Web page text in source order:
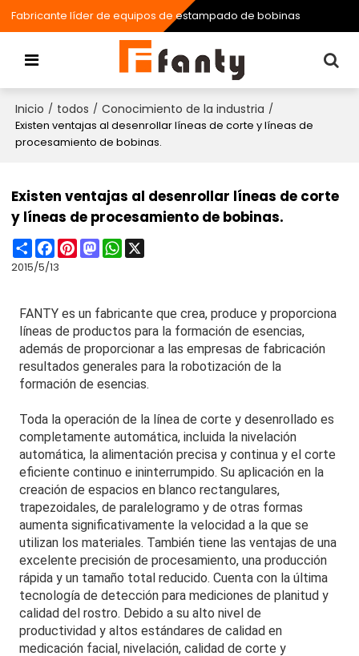
Fabricante líder de equipos de estampado de bobinas
Inicio / todos / Conocimiento de la industria /
Existen ventajas al desenrollar líneas de corte y líneas de
procesamiento de bobinas.
Existen ventajas al desenrollar líneas de corte
y líneas de procesamiento de bobinas.
ShareFacebook
PinterestMastodonWhatsApp
2015/5/13
FANTY es un fabricante que crea, produce y proporciona
líneas de productos para la formación de esencias,
además de proporcionar a las empresas de fabricación
resultados generales para la robotización de la
formación de esencias.
Toda la operación de la línea de corte y desenrollado es
completamente automática, incluida la nivelación
automática, la alimentación precisa y continua y el corte
eficiente continuo e ininterrumpido. Su aplicación en la
creación de espacios en blanco rectangulares,
trapezoidales, de paralelogramo y de otras formas
aumenta significativamente la velocidad a la que se
utilizan los materiales. También tiene las ventajas de una
excelente precisión de procesamiento, una producción
rápida y un tamaño total reducido. Cuenta con la última
tecnología de detección para mediciones de planitud y
calidad del rostro. Debido a su alto nivel de
productividad y altos estándares de calidad en
medicación facial, nivelación, calidad de corte y